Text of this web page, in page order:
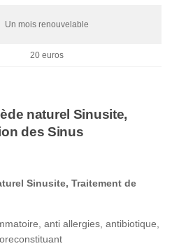
Un mois renouvelable
20 euros
naturel Sinusite,
des Sinus
Sinusite, Traitement de
anti allergies, antibiotique,